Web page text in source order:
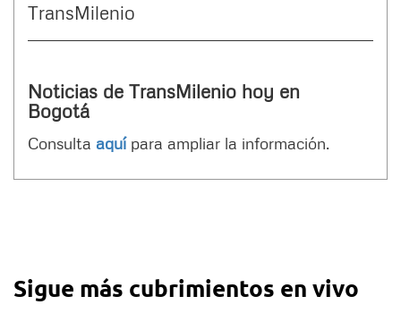
TransMilenio
Noticias de TransMilenio hoy en
Bogotá
Consulta aquí para ampliar la información.
Sigue más cubrimientos en vivo